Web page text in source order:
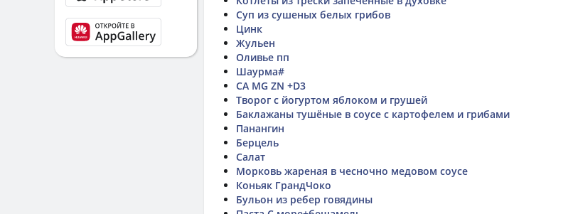
Суп из сушеных белых грибов
Цинк
Жульен
Оливье пп
Шаурма#
CA MG ZN +D3
Творог с йогуртом яблоком и грушей
Баклажаны тушёные в соусе с картофелем и грибами
Панангин
Берцель
Салат
Морковь жареная в чесночно медовом соусе
Коньяк ГрандЧоко
Бульон из ребер говядины